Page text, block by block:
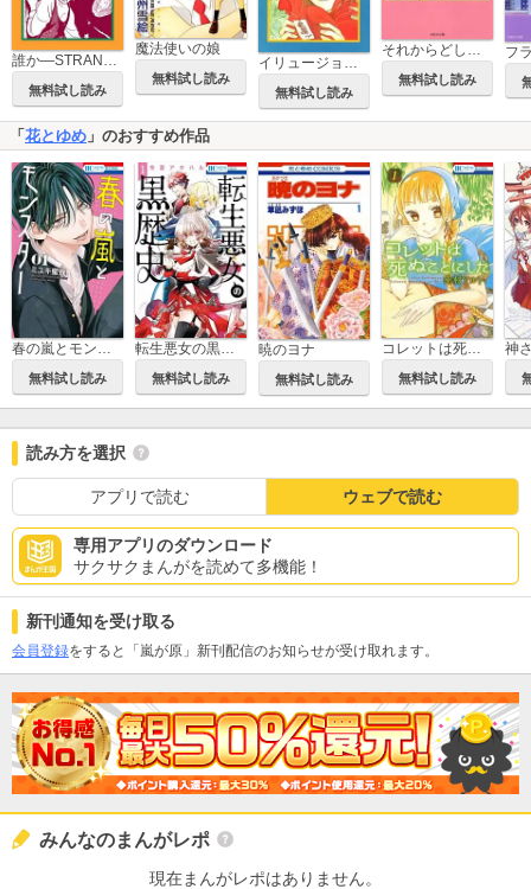
誰か―STRANGER―［1話売り］
無料試し読み
魔法使いの娘
無料試し読み
イリュージョン・フード・マスター
無料試し読み
それからどしたの？仔猫ちゃん
無料試し読み
「 花とゆめ 」のおすすめ作品
春の嵐とモンスター
無料試し読み
転生悪女の黒歴史
無料試し読み
暁のヨナ
無料試し読み
コレットは死ぬことにした
無料試し読み
読み方を選択
アプリで読む ウェブで読む
専用アプリのダウンロード
サクサクまんがを読めて多機能！
新刊通知を受け取る
会員登録をすると「嵐が原」新刊配信のお知らせが受け取れます。
みんなのまんがレポ
現在まんがレポはありません。